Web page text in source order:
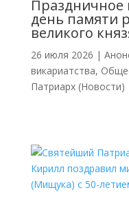
Праздничное
день памяти
великого
26 июля 2026 |
викариатства,
Патриарх (Новости)